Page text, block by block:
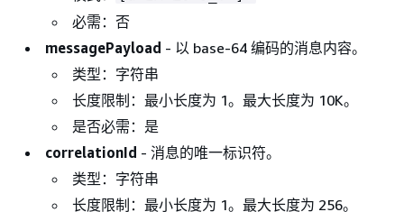
必需：否
messagePayload - 以 base-64 编码的消息内容。
类型：字符串
长度限制：最小长度为 1。最大长度为 10K。
是否必需：是
correlationId - 消息的唯一标识符。
类型：字符串
长度限制：最小长度为 1。最大长度为 256。